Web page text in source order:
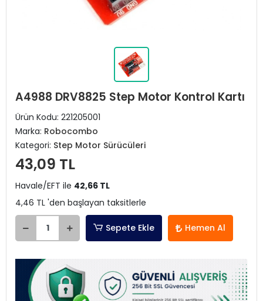
A4988 DRV8825 Step Motor Kontrol Kartı
Ürün Kodu: 221205001
Marka: Robocombo
Kategori: Step Motor Sürücüleri
43,09 TL
Havale/EFT ile 42,66 TL
4,46 TL 'den başlayan taksitlerle
Sepete Ekle Hemen Al